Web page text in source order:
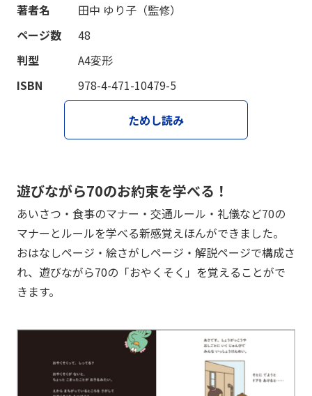
著者名
田中 ゆり子（監修）
ページ数
48
判型
A4変形
ISBN
978-4-471-10479-5
ためし読み
遊びながら70のお約束を学べる！
あいさつ・食事のマナー・交通ルール・礼儀など70の
マナーとルールを学べる新感覚えほんができました。
おはなしページ・絵さがしページ・解説ページで構成さ
れ、遊びながら70の「おやくそく」を覚えることがで
きます。